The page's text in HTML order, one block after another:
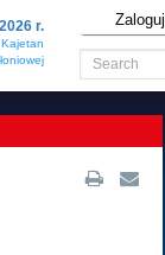
r. Zaloguj